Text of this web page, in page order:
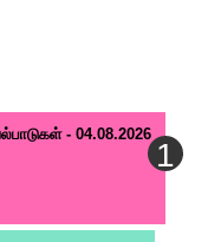
- 04.08.2026